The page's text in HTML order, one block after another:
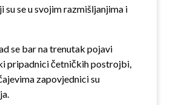
se u svojim razmišljanjima i
se bar na trenutak pojavi
pripadnici četničkih postrojbi,
zapovjednici su